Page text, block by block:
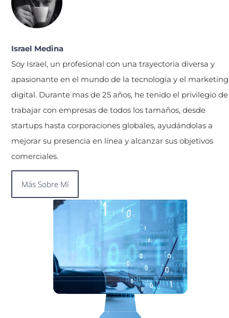
Israel Medina
Soy Israel, un profesional con una trayectoria diversa y
apasionante en el mundo de la tecnología y el marketing
digital. Durante mas de 25 años, he tenido el privilegio de
trabajar con empresas de todos los tamaños, desde
startups hasta corporaciones globales, ayudándolas a
mejorar su presencia en línea y alcanzar sus objetivos
comerciales.
Más Sobre Mí